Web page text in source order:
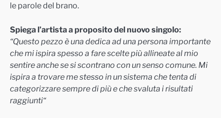
le parole del brano.
Spiega l’artista a proposito del nuovo singolo:
“Questo pezzo è una dedica ad una persona importante
che mi ispira spesso a fare scelte più allineate al mio
sentire anche se si scontrano con un senso comune. Mi
ispira a trovare me stesso in un sistema che tenta di
categorizzare sempre di più e che svaluta i risultati
raggiunti“